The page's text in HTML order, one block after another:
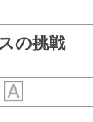
の挑戦